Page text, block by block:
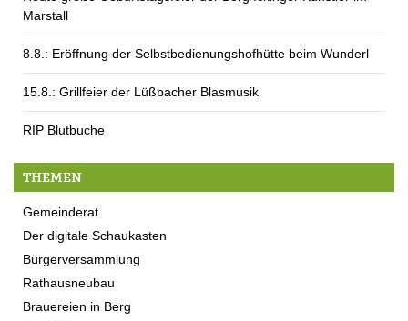
Marstall
8.8.: Eröffnung der Selbstbedienungshofhütte beim Wunderl
15.8.: Grillfeier der Lüßbacher Blasmusik
RIP Blutbuche
THEMEN
Gemeinderat
Der digitale Schaukasten
Bürgerversammlung
Rathausneubau
Brauereien in Berg